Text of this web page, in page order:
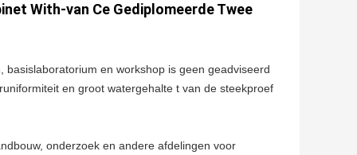
With-van Ce Gediplomeerde Twee
en workshop is geen geadviseerd
en groot watergehalte t van de steekproef
onderzoek en andere afdelingen voor